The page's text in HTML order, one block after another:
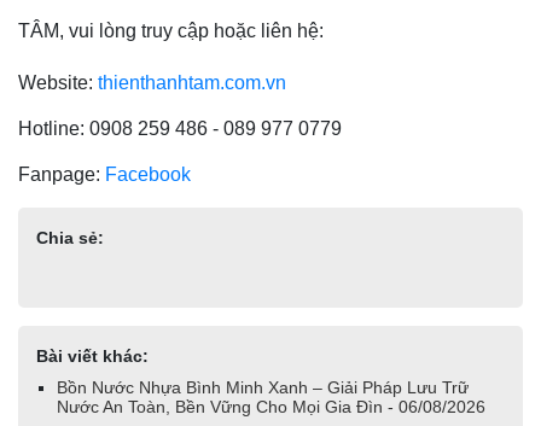
TÂM, vui lòng truy cập hoặc liên hệ:
Website: thienthanhtam.com.vn
Hotline: 0908 259 486 - 089 977 0779
Fanpage: Facebook
Chia sẻ:
Bài viết khác:
Bồn Nước Nhựa Bình Minh Xanh – Giải Pháp Lưu Trữ
Nước An Toàn, Bền Vững Cho Mọi Gia Đìn - 06/08/2026